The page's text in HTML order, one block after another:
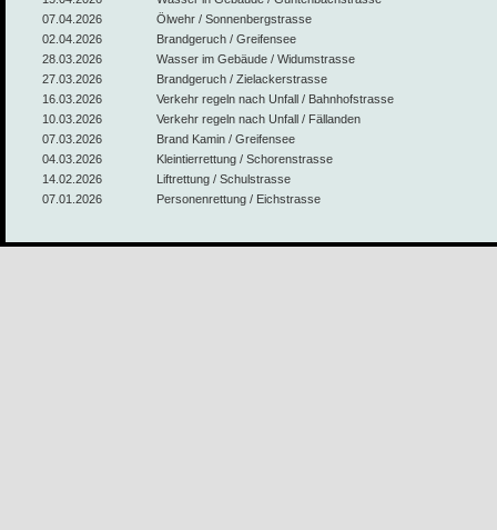
07.04.2026
Ölwehr / Sonnenbergstrasse
02.04.2026
Brandgeruch / Greifensee
28.03.2026
Wasser im Gebäude / Widumstrasse
27.03.2026
Brandgeruch / Zielackerstrasse
16.03.2026
Verkehr regeln nach Unfall / Bahnhofstrasse
10.03.2026
Verkehr regeln nach Unfall / Fällanden
07.03.2026
Brand Kamin / Greifensee
04.03.2026
Kleintierrettung / Schorenstrasse
14.02.2026
Liftrettung / Schulstrasse
07.01.2026
Personenrettung / Eichstrasse